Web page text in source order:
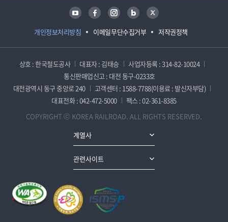
개인정보처리방침 이메일무단수집거부 저작권정책
유튜브 페이스북 인스타그램 블로그 트위터
상호 : 한국철도공사 대표자 : 김태승
사업자등록 : 314-82-10024
통신판매업신고 : 대전 동구-0233호
대전광역시 동구 중앙로 240
고객센터 : 1588-7788(이용료 : 발신자부담)
대표전화 : 042-472-5000
팩스 : 02-361-8385
COPYRIGHT ⓒ KOREA RAILROAD. ALL RIGHTS RESERVED.
계열사
관련사이트